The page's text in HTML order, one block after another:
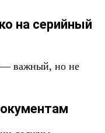
на серийный
— важный, но не